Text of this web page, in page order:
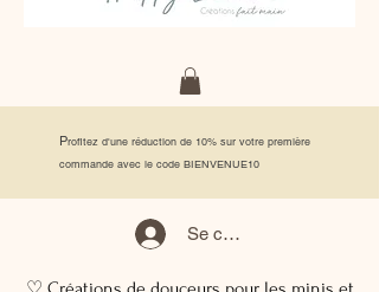
Profitez d'une réduction de 10% sur votre première
commande avec le code BIENVENUE10
Se connecter